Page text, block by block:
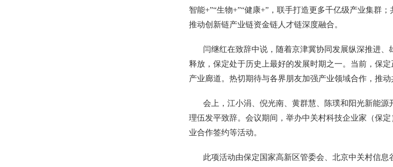
智能+”“生物+”“健康+”，联手打造更多千亿级产业集群
推动创新链产业链资金链人才链深度融合。
闫继红在致辞中说，随着京津冀协同发展纵深推进
释放，保定处于历史上最好的发展时期之一。当前，保
产业廊道。热切期待与各界朋友加强产业领域合作，推动
会上，江小涓、倪光南、黄群慧、陈璞和阳光新能
理伍发平致辞。会议期间，举办中关村科技企业家（保
业合作签约等活动。
此项活动由保定国家高新区管委会、北京中关村信